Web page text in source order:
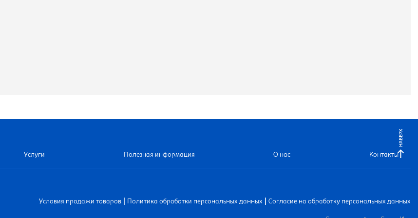
НАВЕРХ
Услуги Полезная информация О нас Контакты
Условия продажи товаров Политика обработки персональных данных Согласие на обработку персональных данных